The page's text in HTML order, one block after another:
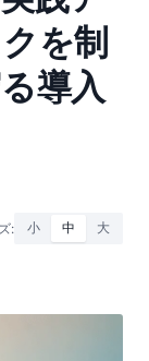
を制
導入
: 小 中 大